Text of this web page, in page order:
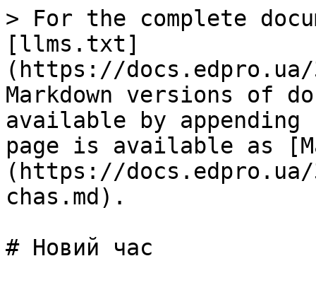
> For the complete
[llms.txt]
(https://
Markdown versions of
available by
page is available as
(https://
chas.md).
# Новий час